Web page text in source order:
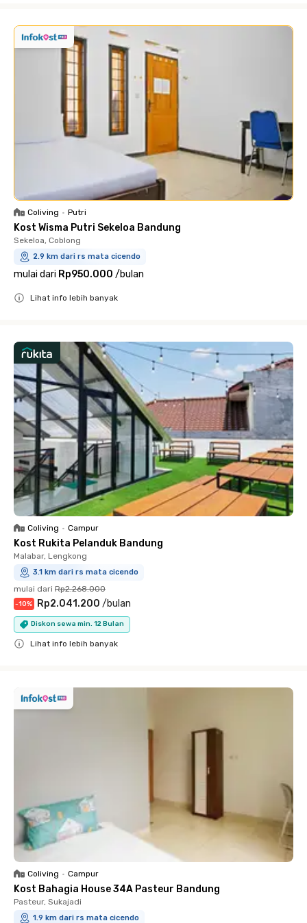
Coliving • Putri
Kost Wisma Putri Sekeloa Bandung
Sekeloa, Coblong
2.9 km dari rs mata cicendo
mulai dari Rp950.000 /bulan
Lihat info lebih banyak
Coliving • Campur
Kost Rukita Pelanduk Bandung
Malabar, Lengkong
3.1 km dari rs mata cicendo
mulai dari Rp2.268.000
-10% Rp2.041.200 /bulan
Diskon sewa min. 12 Bulan
Lihat info lebih banyak
Coliving • Campur
Kost Bahagia House 34A Pasteur Bandung
Pasteur, Sukajadi
1.9 km dari rs mata cicendo